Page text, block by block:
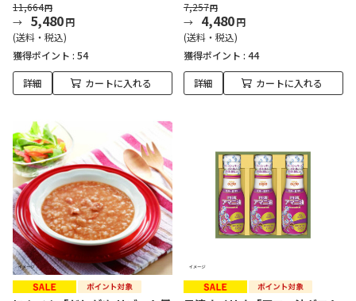
11,664円
5,480円
(送料・税込)
獲得ポイント : 54
詳細 カートに入れる
7,257円
4,480円
(送料・税込)
獲得ポイント : 44
詳細 カートに入れる